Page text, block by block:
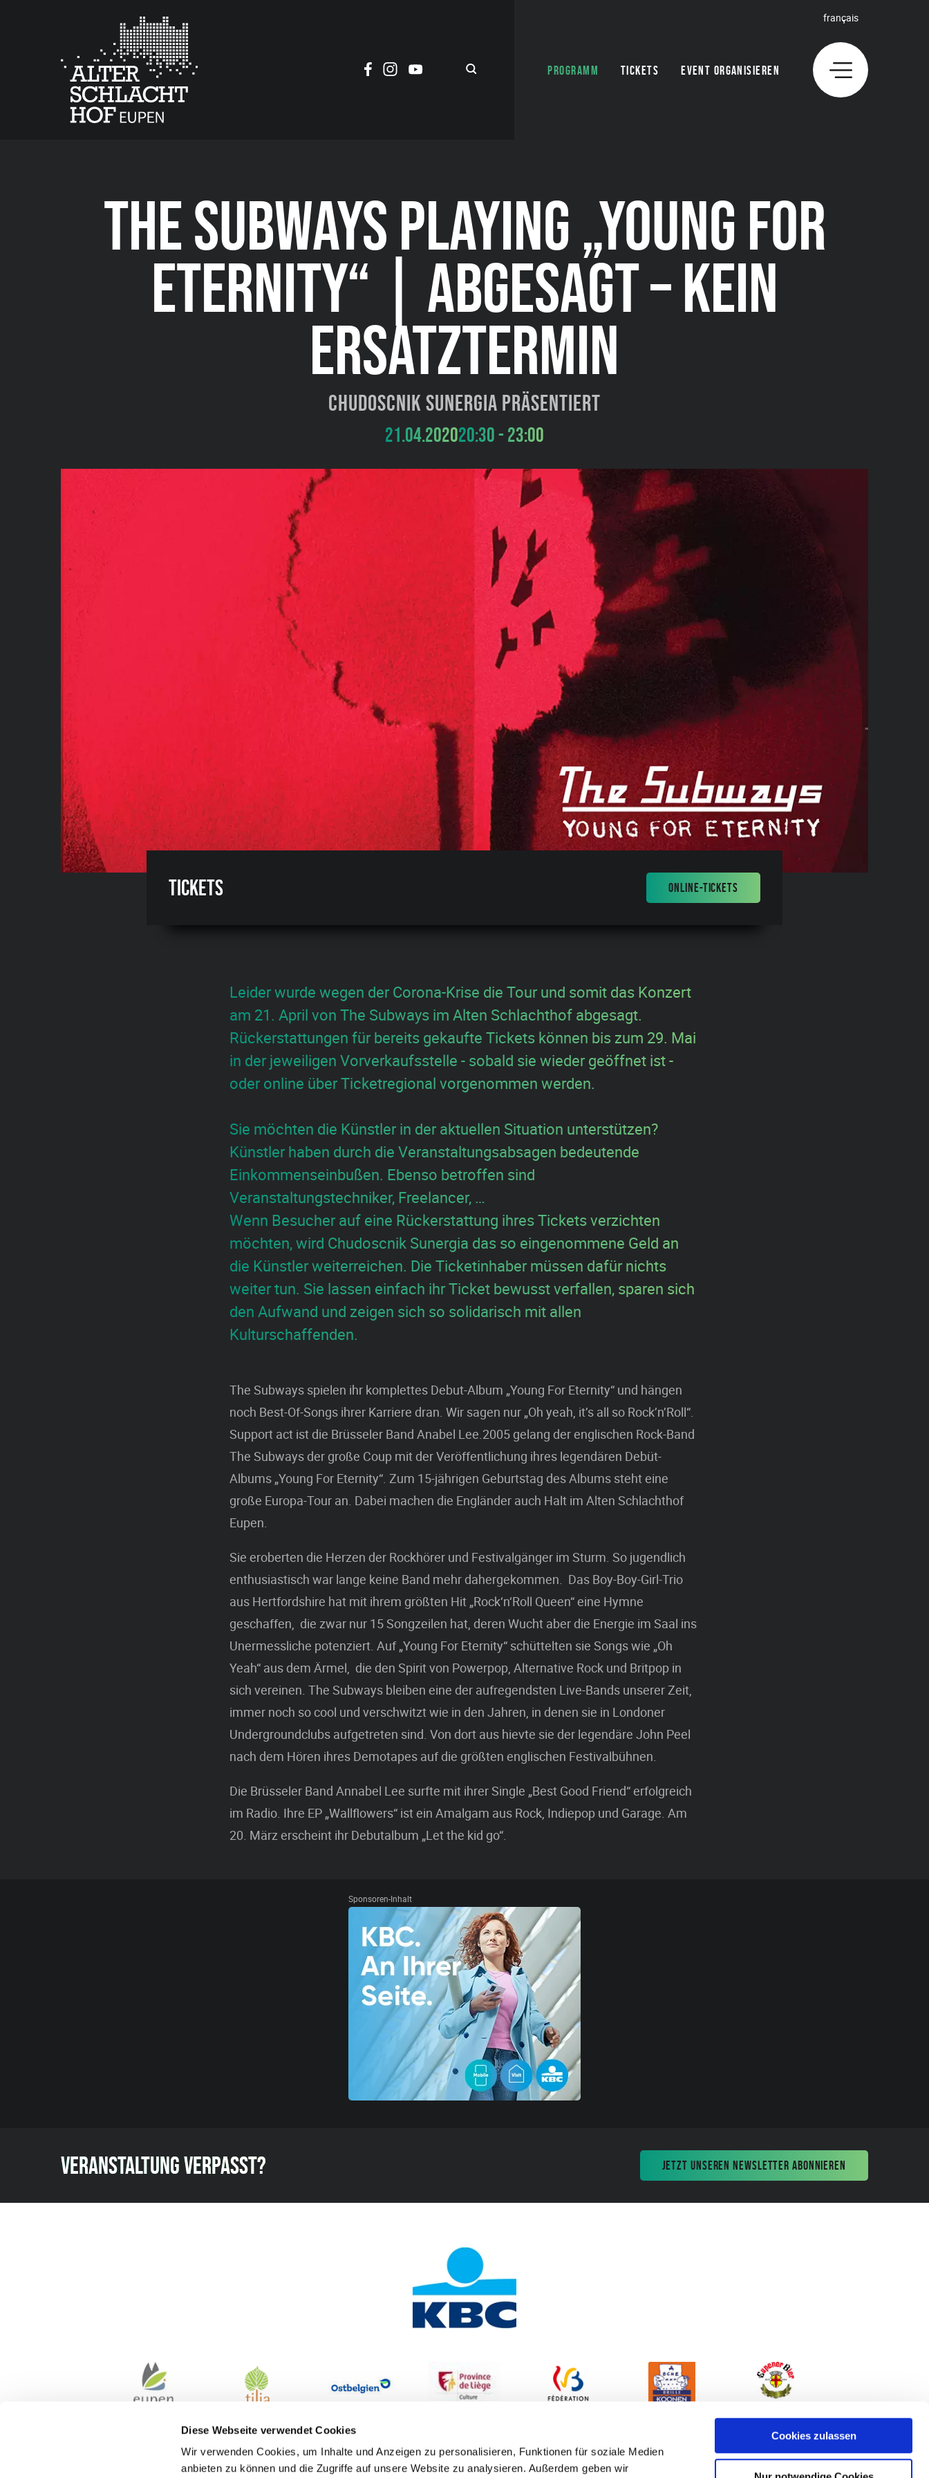
Diese Webseite verwendet Cookies
Wir verwenden Cookies, um Inhalte und Anzeigen zu personalisieren, Funktionen für soziale Medien
anbieten zu können und die Zugriffe auf unsere Website zu analysieren. Außerdem geben wir
Cookies zulassen
PROGRAMM TICKETS EVENT ORGANISIEREN
français
THE SUBWAYS PLAYING „YOUNG FOR
ETERNITY“ | ABGESAGT – KEIN
ERSATZTERMIN
Chudoscnik Sunergia präsentiert
21.04.202020:30 - 23:00
Tickets ONLINE-TICKETS
Leider wurde wegen der Corona-Krise die Tour und somit das Konzert
am 21. April von The Subways im Alten Schlachthof abgesagt.
Rückerstattungen für bereits gekaufte Tickets können bis zum 29. Mai
in der jeweiligen Vorverkaufsstelle - sobald sie wieder geöffnet ist -
oder online über Ticketregional vorgenommen werden.
Sie möchten die Künstler in der aktuellen Situation unterstützen?
Künstler haben durch die Veranstaltungsabsagen bedeutende
Einkommenseinbußen. Ebenso betroffen sind
Veranstaltungstechniker, Freelancer, …
Wenn Besucher auf eine Rückerstattung ihres Tickets verzichten
möchten, wird Chudoscnik Sunergia das so eingenommene Geld an
die Künstler weiterreichen. Die Ticketinhaber müssen dafür nichts
weiter tun. Sie lassen einfach ihr Ticket bewusst verfallen, sparen sich
den Aufwand und zeigen sich so solidarisch mit allen
Kulturschaffenden.
The Subways spielen ihr komplettes Debut-Album „Young For Eternity“ und hängen
noch Best-Of-Songs ihrer Karriere dran. Wir sagen nur „Oh yeah, it’s all so Rock’n’Roll“.
Support act ist die Brüsseler Band Anabel Lee.2005 gelang der englischen Rock-Band
The Subways der große Coup mit der Veröffentlichung ihres legendären Debüt-
Albums „Young For Eternity“. Zum 15-jährigen Geburtstag des Albums steht eine
große Europa-Tour an. Dabei machen die Engländer auch Halt im Alten Schlachthof
Eupen.
Sie eroberten die Herzen der Rockhörer und Festivalgänger im Sturm. So jugendlich
enthusiastisch war lange keine Band mehr dahergekommen. Das Boy-Boy-Girl-Trio
aus Hertfordshire hat mit ihrem größten Hit „Rock‘n‘Roll Queen“ eine Hymne
geschaffen, die zwar nur 15 Songzeilen hat, deren Wucht aber die Energie im Saal ins
Unermessliche potenziert. Auf „Young For Eternity“ schüttelten sie Songs wie „Oh
Yeah“ aus dem Ärmel, die den Spirit von Powerpop, Alternative Rock und Britpop in
sich vereinen. The Subways bleiben eine der aufregendsten Live-Bands unserer Zeit,
immer noch so cool und verschwitzt wie in den Jahren, in denen sie in Londoner
Undergroundclubs aufgetreten sind. Von dort aus hievte sie der legendäre John Peel
nach dem Hören ihres Demotapes auf die größten englischen Festivalbühnen.
Die Brüsseler Band Annabel Lee surfte mit ihrer Single „Best Good Friend“ erfolgreich
im Radio. Ihre EP „Wallflowers“ ist ein Amalgam aus Rock, Indiepop und Garage. Am
20. März erscheint ihr Debutalbum „Let the kid go“.
Sponsoren-Inhalt
VERANSTALTUNG VERPASST? JETZT UNSEREN NEWSLETTER ABONNIEREN